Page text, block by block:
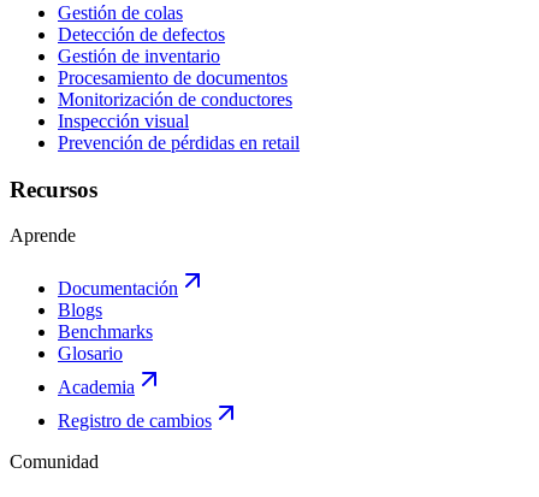
Gestión de colas
Detección de defectos
Gestión de inventario
Procesamiento de documentos
Monitorización de conductores
Inspección visual
Prevención de pérdidas en retail
Recursos
Aprende
Documentación
Blogs
Benchmarks
Glosario
Academia
Registro de cambios
Comunidad